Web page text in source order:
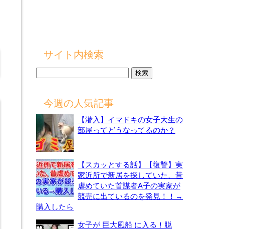
サイト内検索
今週の人気記事
【潜入】イマドキの女子大生の
部屋ってどうなってるのか？
【スカッとする話】【復讐】実
家近所で新居を探していた、昔
虐めていた首謀者A子の実家が
競売に出ているのを発見！！→
購入したら
女子が 巨大風船 に入る！脱